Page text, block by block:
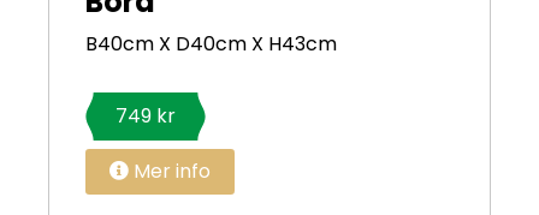
B40cm X D40cm X H43cm
749 kr
Mer info